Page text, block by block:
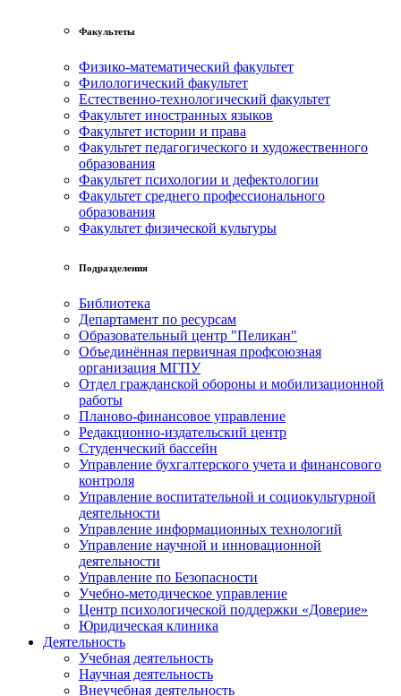
Факультеты
Физико-математический факультет
Филологический факультет
Естественно-технологический факультет
Факультет иностранных языков
Факультет истории и права
Факультет педагогического и художественного
образования
Факультет психологии и дефектологии
Факультет среднего профессионального
образования
Факультет физической культуры
Подразделения
Библиотека
Департамент по ресурсам
Образовательный центр "Пеликан"
Объединённая первичная профсоюзная
организация МГПУ
Отдел гражданской обороны и мобилизационной
работы
Планово-финансовое управление
Редакционно-издательский центр
Студенческий бассейн
Управление бухгалтерского учета и финансового
контроля
Управление воспитательной и социокультурной
деятельности
Управление информационных технологий
Управление научной и инновационной
деятельности
Управление по Безопасности
Учебно-методическое управление
Центр психологической поддержки «Доверие»
Юридическая клиника
Деятельность
Учебная деятельность
Научная деятельность
Внеучебная деятельность